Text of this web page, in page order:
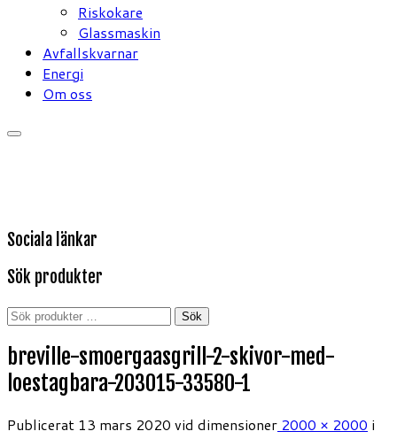
Riskokare
Glassmaskin
Avfallskvarnar
Energi
Om oss
Sociala länkar
Sök produkter
Sök
Sök
breville-smoergaasgrill-2-skivor-med-
loestagbara-203015-33580-1
Publicerat 13 mars 2020 vid dimensioner 2000 × 2000 i